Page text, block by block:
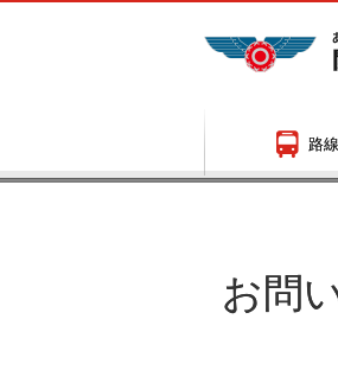
路
お問